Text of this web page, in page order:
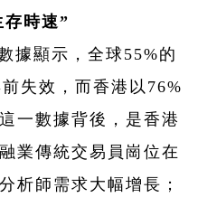
時速”
據顯示，全球55%的
失效，而香港以76%
一數據背後，是香港
業傳統交易員崗位在
析師需求大幅增長；